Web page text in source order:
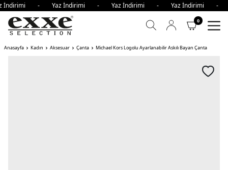
- Yaz İndirimi - Yaz İndirimi - Yaz
0
Anasayfa Kadın Aksesuar Çanta Michael Kors Logolu Ayarlanabilir Askılı Bayan Çanta